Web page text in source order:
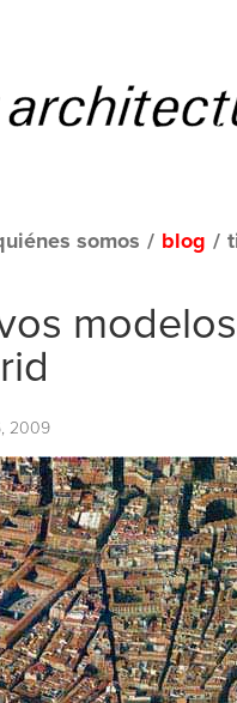
somos / blog /
2009